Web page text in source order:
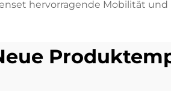
hervorragende Mobilität